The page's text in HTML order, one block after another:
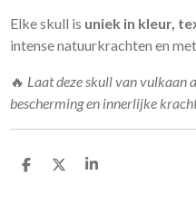
Elke skull is uniek in kleur,
intense natuurkrachten en
🔥 Laat deze skull van vulkaan
bescherming en innerlijke
D
D
S